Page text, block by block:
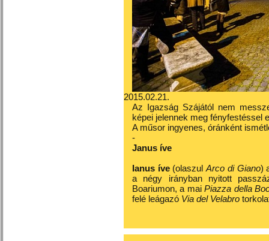
2015.02.21.
Az Igazság Szájától nem
képei jelennek meg fényfestéssel
A műsor ingyenes, óránként
-
Janus íve
Ianus íve(olaszul Arco di Giano)
a négy irányban nyitott
Boariumon, a maiPiazza della
felé leágazó Via del Velabro